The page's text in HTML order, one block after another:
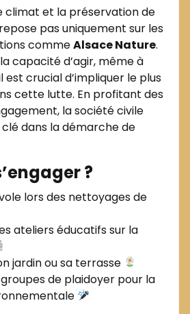
climat et la préservation de
pas uniquement sur les
commeAlsace Nature.
capacité d’agir, même à
crucial d’impliquer le plus
cette lutte. En profitant des
la société civile
dans la démarche de
?
lors des nettoyages de
ateliers éducatifs sur la
jardin ou sa terrasse
de plaidoyer pour la